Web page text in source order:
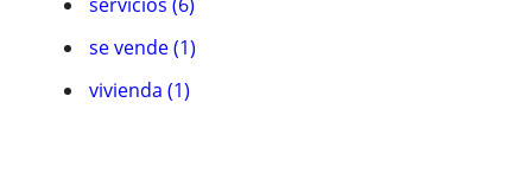
se vende (1)
vivienda (1)